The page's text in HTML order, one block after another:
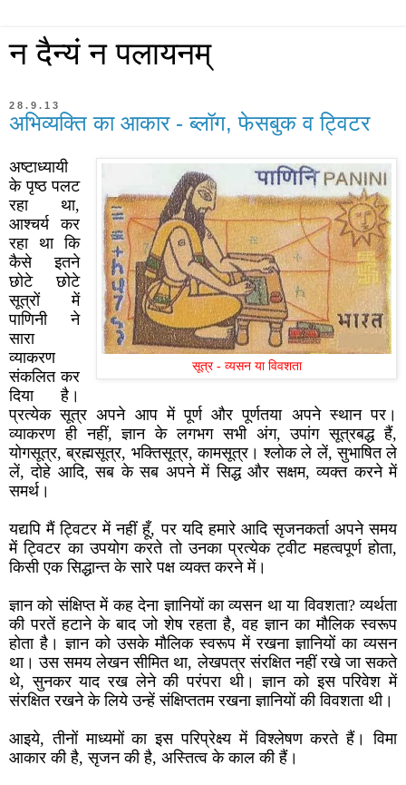
न दैन्यं न पलायनम्
28.9.13
अभिव्यक्ति का आकार - ब्लॉग, फेसबुक व ट्विटर
सूत्र - व्यसन या विवशता
अष्टाध्यायी
के पृष्ठ पलट
रहा था,
आश्चर्य कर
रहा था कि
कैसे इतने
छोटे छोटे
सूत्रों में
पाणिनी ने
सारा
व्याकरण
संकलित कर
दिया है।
प्रत्येक सूत्र अपने आप में पूर्ण और पूर्णतया अपने स्थान पर।
व्याकरण ही नहीं, ज्ञान के लगभग सभी अंग, उपांग सूत्रबद्ध हैं,
योगसूत्र, ब्रह्मसूत्र, भक्तिसूत्र, कामसूत्र। श्लोक ले लें, सुभाषित ले
लें, दोहे आदि, सब के सब अपने में सिद्ध और सक्षम, व्यक्त करने में
समर्थ।
यद्यपि मैं ट्विटर में नहीं हूँ, पर यदि हमारे आदि सृजनकर्ता अपने समय
में ट्विटर का उपयोग करते तो उनका प्रत्येक ट्वीट महत्वपूर्ण होता,
किसी एक सिद्धान्त के सारे पक्ष व्यक्त करने में।
ज्ञान को संक्षिप्त में कह देना ज्ञानियों का व्यसन था या विवशता? व्यर्थता
की परतें हटाने के बाद जो शेष रहता है, वह ज्ञान का मौलिक स्वरूप
होता है। ज्ञान को उसके मौलिक स्वरूप में रखना ज्ञानियों का व्यसन
था। उस समय लेखन सीमित था, लेखपत्र संरक्षित नहीं रखे जा सकते
थे, सुनकर याद रख लेने की परंपरा थी। ज्ञान को इस परिवेश में
संरक्षित रखने के लिये उन्हें संक्षिप्ततम रखना ज्ञानियों की विवशता थी।
आइये, तीनों माध्यमों का इस परिप्रेक्ष्य में विश्लेषण करते हैं। विमा
आकार की है, सृजन की है, अस्तित्व के काल की हैं।